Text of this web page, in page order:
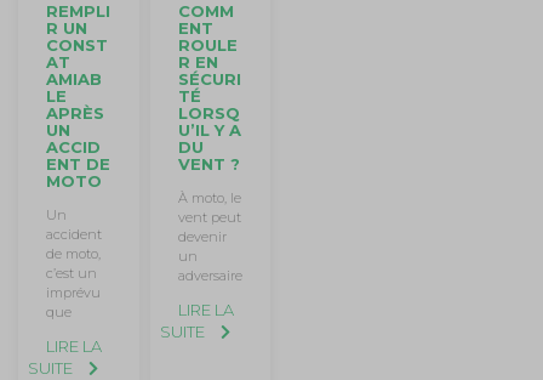
REMPLI
R UN
CONST
AT
AMIAB
LE
APRÈS
UN
ACCID
ENT DE
MOTO
Un
accident
de moto,
c’est un
imprévu
que
LIRE LA
SUITE
COMM
ENT
ROULE
R EN
SÉCURI
TÉ
LORSQ
U’IL Y A
DU
VENT ?
À moto, le
vent peut
devenir
un
adversaire
LIRE LA
SUITE